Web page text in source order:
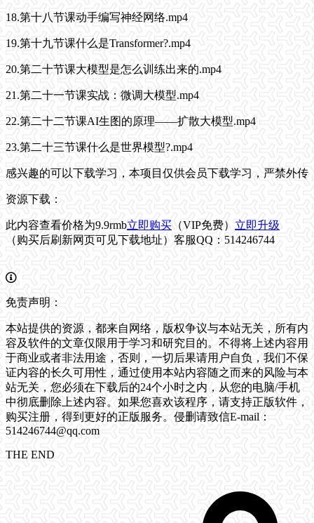
18.第十八节课动手编写神经网络.mp4
19.第十九节课什么是Transformer?.mp4
20.第二十节课大模型是怎么训练出来的.mp4
21.第二十一节课实战：微调大模型.mp4
22.第二十二节课AI生图的原理——扩散大模型.mp4
23.第二十三节课什么是世界模型?.mp4
感兴趣的可以下载学习，本项目仅供会员下载学习，严禁外传
资源下载：
此内容查看价格为9.9rmb立即购买（VIP免费） 立即升级
（购买后刷新网页可见下载地址）客服QQ：514246744
免责声明：
本站提供的资源，都来自网络，版权争议与本站无关，所有内
容及软件的文章仅限用于学习和研究目的。不得将上述内容用
于商业或者非法用途，否则，一切后果请用户自负，我们不保
证内容的长久可用性，通过使用本站内容随之而来的风险与本
站无关，您必须在下载后的24个小时之内，从您的电脑/手机
中彻底删除上述内容。如果您喜欢该程序，请支持正版软件，
购买注册，得到更好的正版服务。侵删请致信E-mail：
514246744@qq.com
THE END